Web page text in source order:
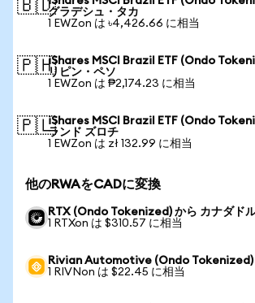
🇧🇩グラデシュ・タカ
1 EWZon は ৳4,426.66 に相当
🇵🇭iShares MSCI Brazil ETF (Ondo
リピン・ペソ
1 EWZon は ₱2,174.23 に相当
🇵🇱iShares MSCI Brazil ETF (Ondo
ランド ズロチ
1 EWZon は zł 132.99 に相当
他のRWAをCADに変換
RTX (Ondo Tokenized) から カナダド
1 RTXon は $310.57 に相当
Rivian Automotive (Ondo Tokenized)
1 RIVNon は $22.45 に相当